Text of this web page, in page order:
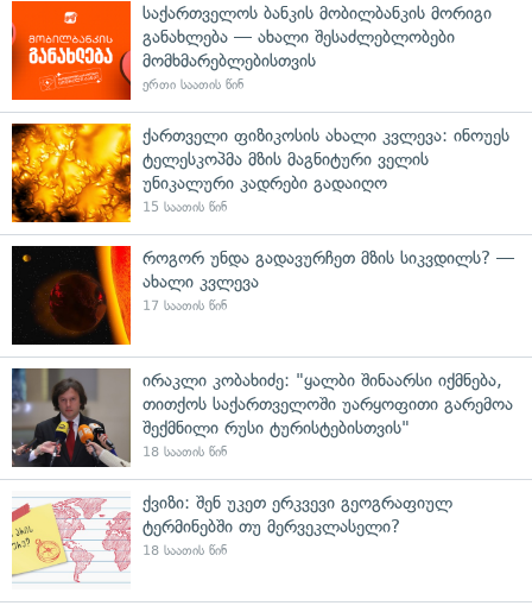
საქართველოს ბანკის მობილბანკის მორიგი
განახლება — ახალი შესაძლებლობები
მომხმარებლებისთვის
ერთი საათის წინ
ქართველი ფიზიკოსის ახალი კვლევა: ინოუეს
ტელესკოპმა მზის მაგნიტური ველის
უნიკალური კადრები გადაიღო
15 საათის წინ
როგორ უნდა გადავურჩეთ მზის სიკვდილს? —
ახალი კვლევა
17 საათის წინ
ირაკლი კობახიძე: "ყალბი შინაარსი იქმნება,
თითქოს საქართველოში უარყოფითი გარემოა
შექმნილი რუსი ტურისტებისთვის"
18 საათის წინ
ქვიზი: შენ უკეთ ერკვევი გეოგრაფიულ
ტერმინებში თუ მერვეკლასელი?
18 საათის წინ